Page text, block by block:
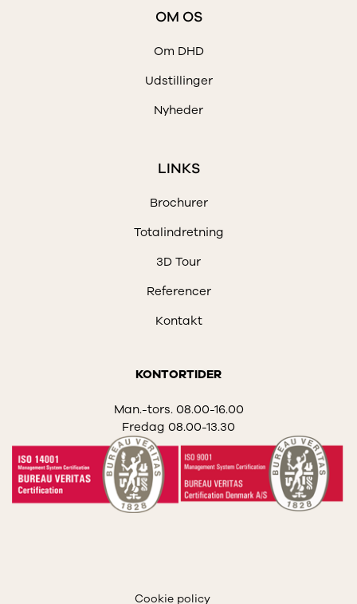
OM OS
Om DHD
Udstillinger
Nyheder
LINKS
Brochurer
Totalindretning
3D Tour
Referencer
Kontakt
KONTORTIDER
Man.-tors. 08.00-16.00
Fredag 08.00-13.30
Cookie policy